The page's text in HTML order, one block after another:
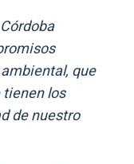
que
los
de nuestro